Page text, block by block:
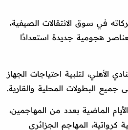
في سوق الانتقالات الصيفية،
هجومية جديدة استعدادًا
الأهلي، لتلبية احتياجات الجهاز
جميع البطولات المحلية والقارية.
الماضية بعدد من المهاجمين،
كرواتية، المهاجم الجزائري